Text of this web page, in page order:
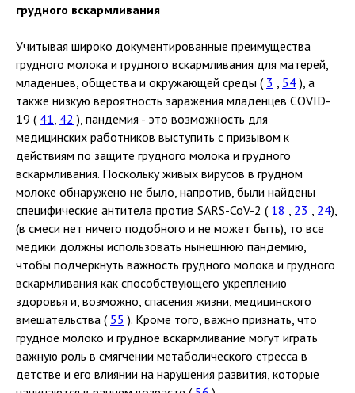
грудного вскармливания
Учитывая широко документированные преимущества
грудного молока и грудного вскармливания для матерей,
младенцев, общества и окружающей среды ( 3 54), а
также низкую вероятность заражения младенцев COVID-
19 ( 41 42 ), пандемия - это возможность для
медицинских работников выступить с призывом к
действиям по защите грудного молока и грудного
вскармливания. Поскольку живых вирусов в грудном
молоке обнаружено не было, напротив, были найдены
специфические антитела против SARS-CoV-2 ( 18 23 24),
(в смеси нет ничего подобного и не может быть), то все
медики должны использовать нынешнюю пандемию,
чтобы подчеркнуть важность грудного молока и грудного
вскармливания как способствующего укреплению
здоровья и, возможно, спасения жизни, медицинского
вмешательства ( 55 ). Кроме того, важно признать, что
грудное молоко и грудное вскармливание могут играть
важную роль в смягчении метаболического стресса в
детстве и его влиянии на нарушения развития, которые